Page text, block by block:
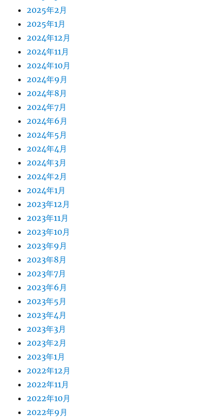
2025年2月
2025年1月
2024年12月
2024年11月
2024年10月
2024年9月
2024年8月
2024年7月
2024年6月
2024年5月
2024年4月
2024年3月
2024年2月
2024年1月
2023年12月
2023年11月
2023年10月
2023年9月
2023年8月
2023年7月
2023年6月
2023年5月
2023年4月
2023年3月
2023年2月
2023年1月
2022年12月
2022年11月
2022年10月
2022年9月